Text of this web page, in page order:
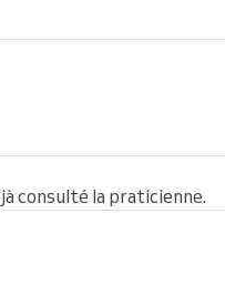
consulté la praticienne.